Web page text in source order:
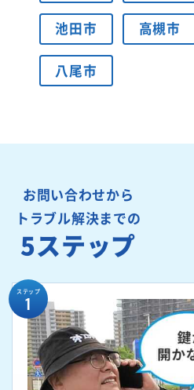
池田市 高槻市
八尾市
お問い合わせから
トラブル解決までの
5ステップ
ステップ
1